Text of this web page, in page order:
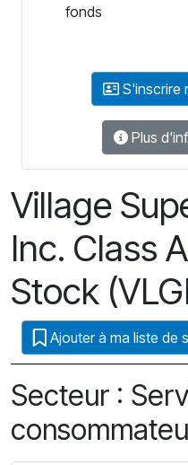
fonds
S'inscrire
Plus
Village
Inc. Class
Stock
Ajouter à ma liste de
Secteur :